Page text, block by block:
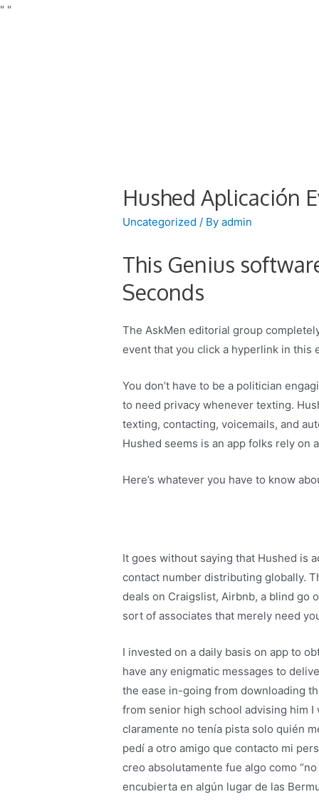
" "
Hushed Aplicación
Uncategorized / Byadmin
This Genius
Seconds
The AskMen editorial group
event that you click a hyperlink in this
You don’t have to be a politician
to need privacy whenever texting.
texting, contacting, voicemails, and
Hushed seems is an app folks rely on
Here’s whatever you have to know
It goes without saying that Hushed is
contact number distributing globally.
deals on Craigslist, Airbnb, a blind go
sort of associates that merely need
I invested on a daily basis on app to
have any enigmatic messages to
the ease in-going from downloading
from senior high school advising him
claramente no tenía pista solo quién
pedí a otro amigo que contacto mi
creo absolutamente fue algo como
encubierta en algún lugar de las